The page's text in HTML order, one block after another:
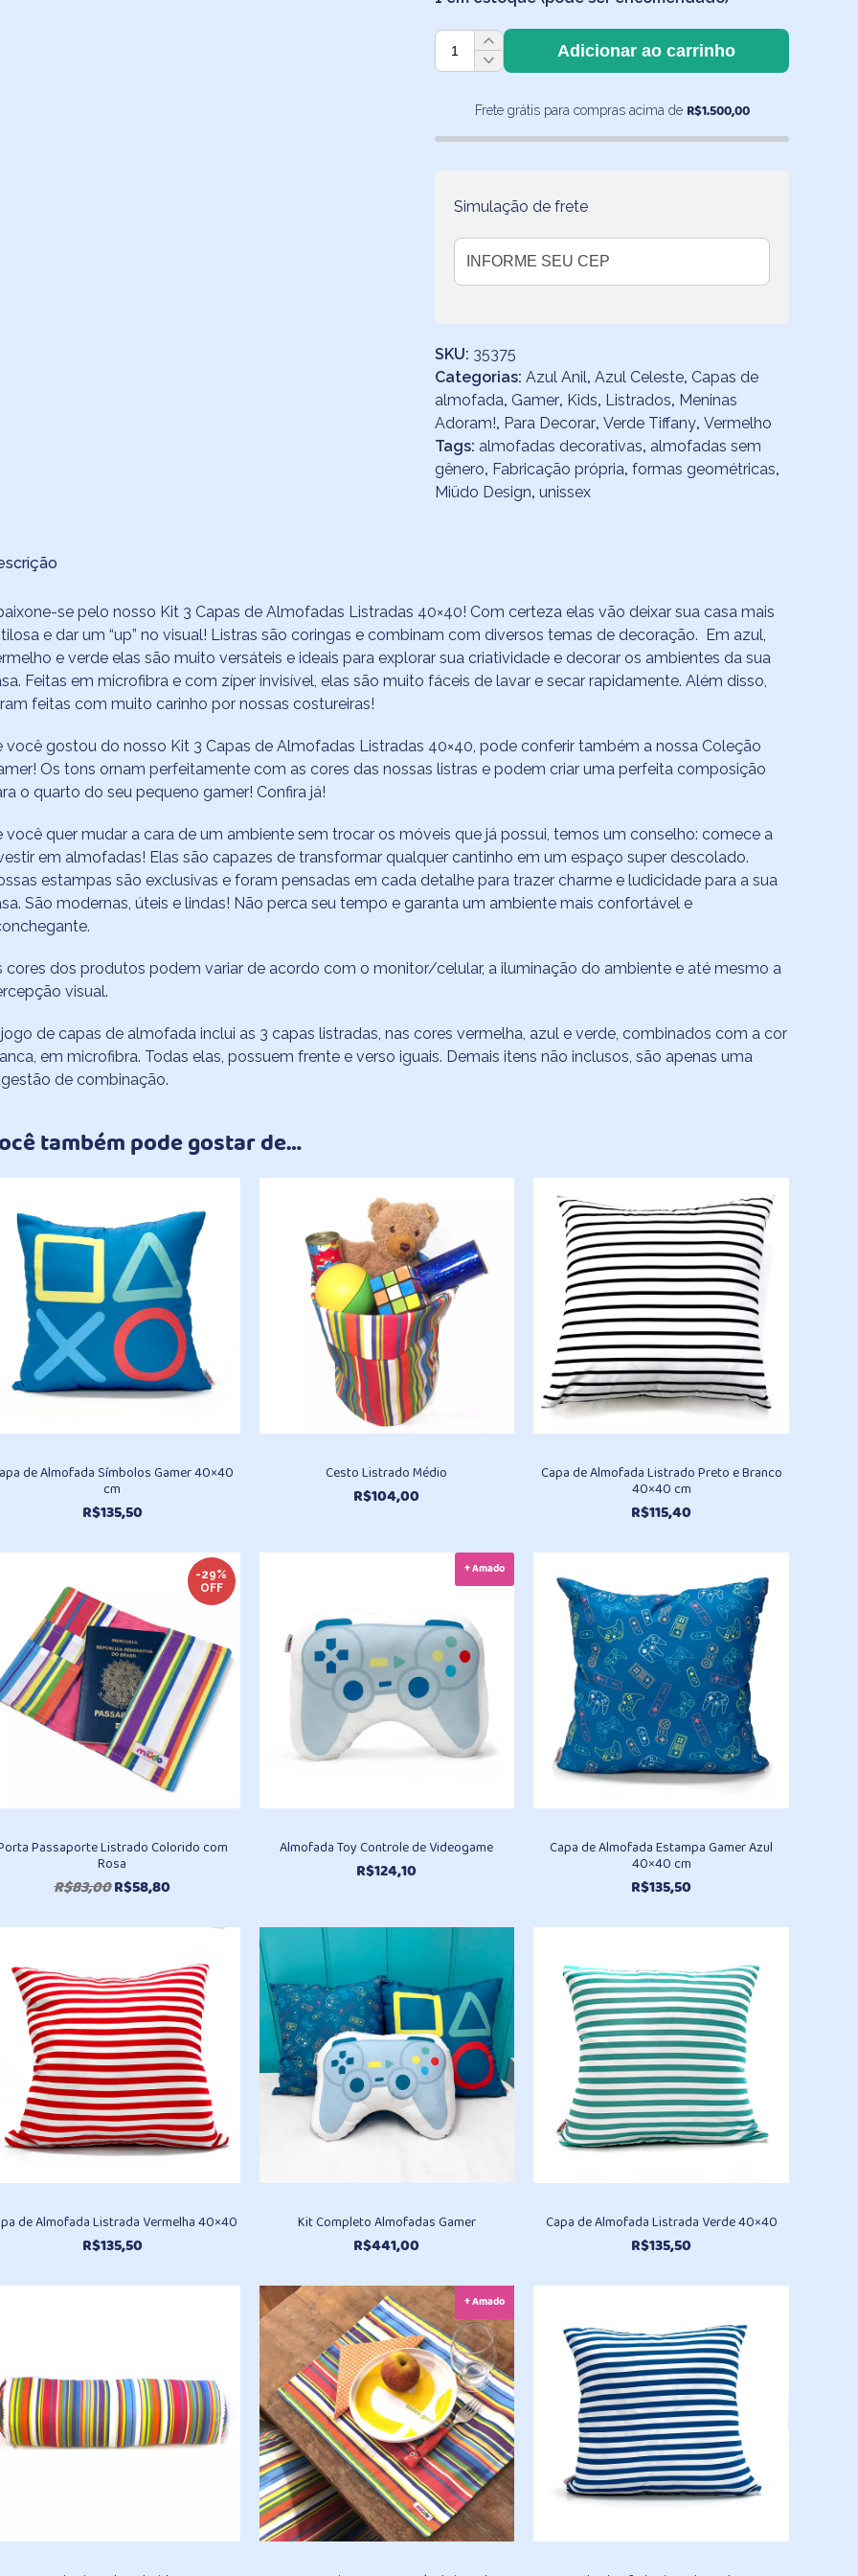
Kit
3
Almofadas
quantidade
Adicionar ao carrinho
Frete grátis para compras acima de R$1.500,00
Simulação de frete
SKU: 35375
Categorias:Azul Anil,Azul Celeste, Capas de
almofada, Gamer, Kids, Listrados, Meninas
Adoram!, Para Decorar,Verde Tiffany,Vermelho
Tags: almofadas decorativas, almofadas sem
gênero, Fabricação própria,formas geométricas,
Miüdo Design,unissex
se pelo nosso Kit 3 Capas de Almofadas Listradas 40×40! Com certeza elas vão deixar sua casa mais
e dar um “up” no visual! Listras são coringas e combinam com diversos temas de decoração. Em azul,
e verde elas são muito versáteis e ideais para explorar sua criatividade e decorar os ambientes da sua
Feitas em microfibra e com zíper invisível, elas são muito fáceis de lavar e secar rapidamente. Além disso,
feitas com muito carinho por nossas costureiras!
você gostou do nosso Kit 3 Capas de Almofadas Listradas 40×40, pode conferir também a nossa Coleção
Os tons ornam perfeitamente com as cores das nossas listras e podem criar uma perfeita composição
o quarto do seu pequeno gamer! Confira já!
você quer mudar a cara de um ambiente sem trocar os móveis que já possui, temos um conselho: comece a
em almofadas! Elas são capazes de transformar qualquer cantinho em um espaço super descolado.
estampas são exclusivas e foram pensadas em cada detalhe para trazer charme e ludicidade para a sua
São modernas, úteis e lindas! Não perca seu tempo e garanta um ambiente mais confortável e
cores dos produtos podem variar de acordo com o monitor/celular, a iluminação do ambiente e até mesmo a
visual.
de capas de almofada inclui as 3 capas listradas, nas cores vermelha, azul e verde, combinados com a cor
em microfibra. Todas elas, possuem frente e verso iguais. Demais itens não inclusos, são apenas uma
de combinação.
também pode gostar de…
de Almofada Símbolos Gamer 40×40
cm
R$135,50
Cesto Listrado Médio
R$104,00
Capa de Almofada Listrado Preto e Branco
40×40 cm
R$115,40
-29%
OFF
Passaporte Listrado Colorido com
Rosa
R$83,00O
original
R$83,00.
R$58,80
atual
R$58,80.
+ Amado
Almofada Toy Controle de Videogame
R$124,10
Capa de Almofada Estampa Gamer Azul
40×40 cm
R$135,50
de Almofada Listrada Vermelha 40×40
R$135,50
Kit Completo Almofadas Gamer
R$441,00
Capa de Almofada Listrada Verde 40×40
R$135,50
+ Amado